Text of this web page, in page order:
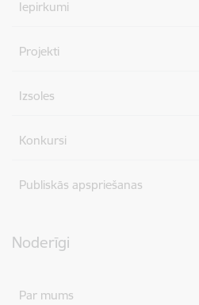
Iepirkumi
Projekti
Izsoles
Konkursi
Publiskās apspriešanas
Noderīgi
Par mums